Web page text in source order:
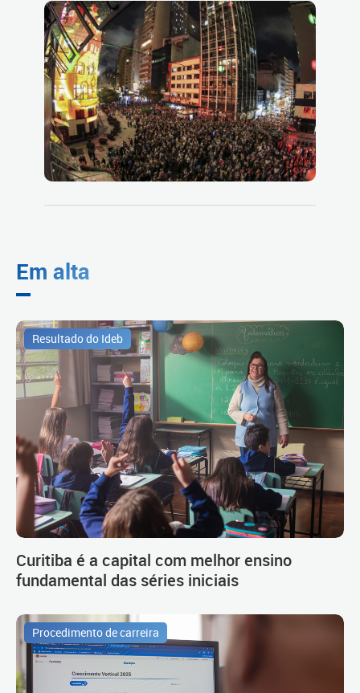
Em alta
Resultado do Ideb
Curitiba é a capital com melhor ensino
fundamental das séries iniciais
Procedimento de carreira